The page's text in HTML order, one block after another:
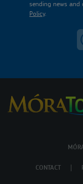
sending news and
Policy.
CONTACT